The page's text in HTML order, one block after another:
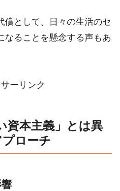
償として、日々の生活のセ
なることを懸念する声もあ
ーリンク
資本主義」とは異
ローチ